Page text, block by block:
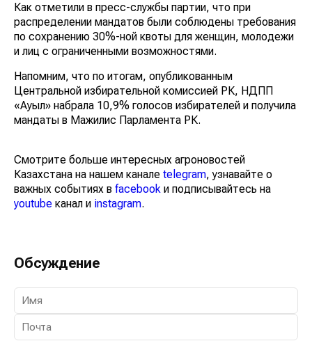
Как отметили в пресс-службы партии, что при
распределении мандатов были соблюдены требования
по сохранению 30%-ной квоты для женщин, молодежи
и лиц с ограниченными возможностями.
Напомним, что по итогам, опубликованным
Центральной избирательной комиссией РК, НДПП
«Ауыл» набрала 10,9% голосов избирателей и получила
мандаты в Мажилис Парламента РК.
Смотрите больше интересных агроновостей
Казахстана на нашем канале telegram, узнавайте о
важных событиях в facebook и подписывайтесь на
youtube канал и instagram.
Обсуждение